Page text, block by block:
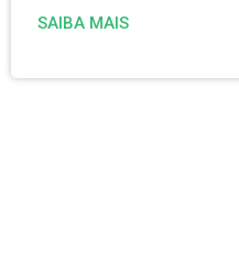
SAIBA MAIS